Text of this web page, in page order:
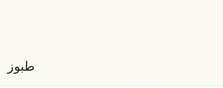
طبوز